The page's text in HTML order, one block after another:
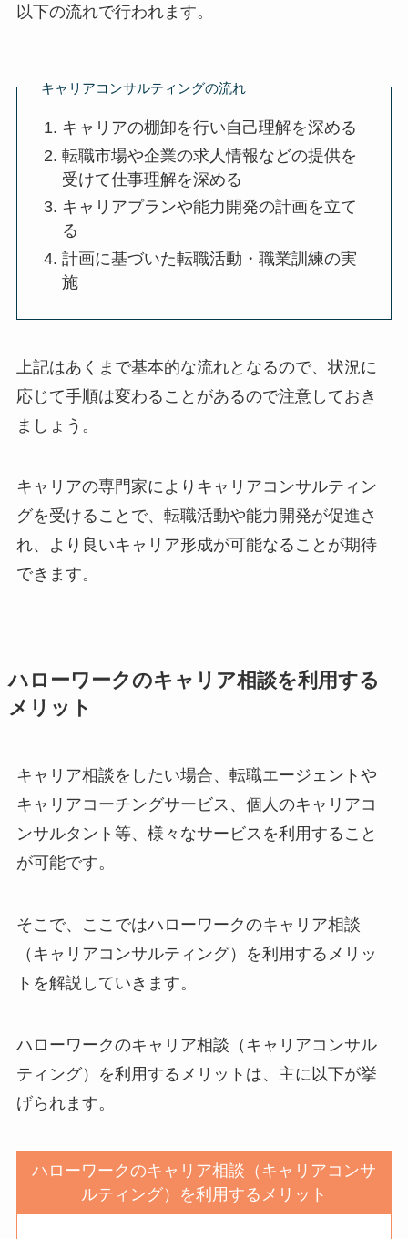
以下の流れで行われます。
キャリアコンサルティングの流れ
キャリアの棚卸を行い自己理解を深める
転職市場や企業の求人情報などの提供を
受けて仕事理解を深める
キャリアプランや能力開発の計画を立て
る
計画に基づいた転職活動・職業訓練の実
施
上記はあくまで基本的な流れとなるので、状況に
応じて手順は変わることがあるので注意しておき
ましょう。
キャリアの専門家によりキャリアコンサルティン
グを受けることで、転職活動や能力開発が促進さ
れ、より良いキャリア形成が可能なることが期待
できます。
ハローワークのキャリア相談を利用する
メリット
キャリア相談をしたい場合、転職エージェントや
キャリアコーチングサービス、個人のキャリアコ
ンサルタント等、様々なサービスを利用すること
が可能です。
そこで、ここではハローワークのキャリア相談
（キャリアコンサルティング）を利用するメリッ
トを解説していきます。
ハローワークのキャリア相談（キャリアコンサル
ティング）を利用するメリットは、主に以下が挙
げられます。
ハローワークのキャリア相談（キャリアコンサ
ルティング）を利用するメリット